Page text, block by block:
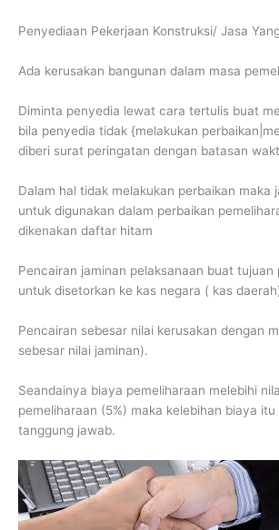
Penyediaan Pekerjaan Konstruksi/ Jasa
Ada kerusakan bangunan dalam masa
Diminta penyedia lewat cara tertulis buat
bila penyedia tidak {melakukan
diberi surat peringatan dengan batasan
Dalam hal tidak melakukan perbaikan maka
untuk digunakan dalam perbaikan
dikenakan daftar hitam
Pencairan jaminan pelaksanaan buat tujuan
untuk disetorkan ke kas negara ( kas
Pencairan sebesar nilai kerusakan dengan
sebesar nilai jaminan).
Seandainya biaya pemeliharaan melebihi
pemeliharaan (5%) maka kelebihan biaya
tanggung jawab.